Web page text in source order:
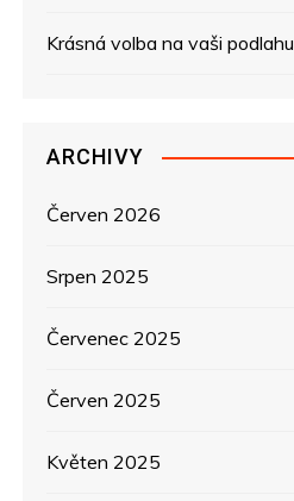
Krásná volba na vaši podlahu
ARCHIVY
Červen 2026
Srpen 2025
Červenec 2025
Červen 2025
Květen 2025